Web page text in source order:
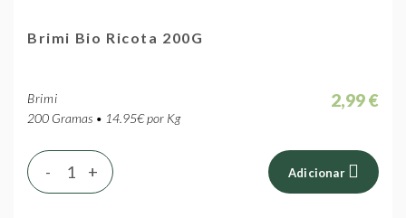
Brimi Bio Ricota 200G
Brimi
200 Gramas • 14.95€ por Kg
2,99 €
+
- Adicionar